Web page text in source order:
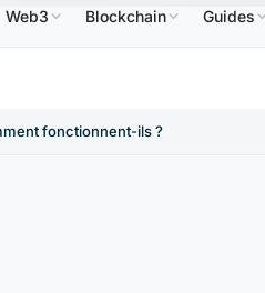
$US↑0.00% BNBBNB586,64 $US↑2.10%
Web3 Blockchain Guides
fonctionnent-ils ?